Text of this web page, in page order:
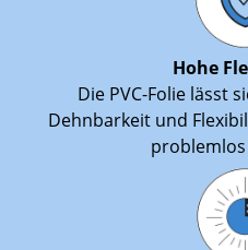
Hohe
Die PVC-Folie lässt
Dehnbarkeit und